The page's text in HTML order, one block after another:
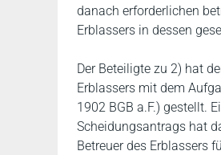
danach erforderlichen
Erblassers in dessen
Der Beteiligte zu 2) hat
Erblassers mit dem
1902 BGB a.F.) gestellt.
Scheidungsantrags hat
Betreuer des Erblassers